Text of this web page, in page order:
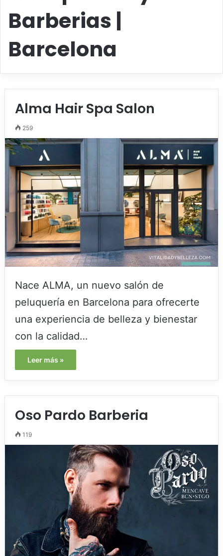
Barberias |
Barcelona
Alma Hair Spa Salon
259
Nace ALMA, un nuevo salón de
peluquería en Barcelona para ofrecerte
una experiencia de belleza y bienestar
con la calidad…
Leer más »
Oso Pardo Barberia
119